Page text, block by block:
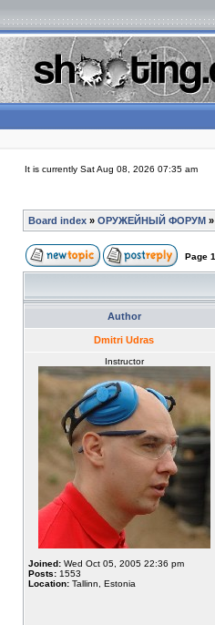
It is currently Sat Aug 08, 2026 07:35 am
Board index » ОРУЖЕЙНЫЙ ФОРУМ »
Page 1
Author
Dmitri Udras
Instructor
Joined: Wed Oct 05, 2005 22:36 pm
Posts: 1553
Location: Tallinn, Estonia